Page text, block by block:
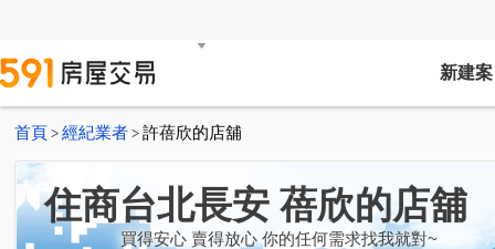
新建案
首頁 > 經紀業者 > 許蓓欣的店舖
住商台北長安 蓓欣的店舖
買得安心 賣得放心 你的任何需求找我就對~